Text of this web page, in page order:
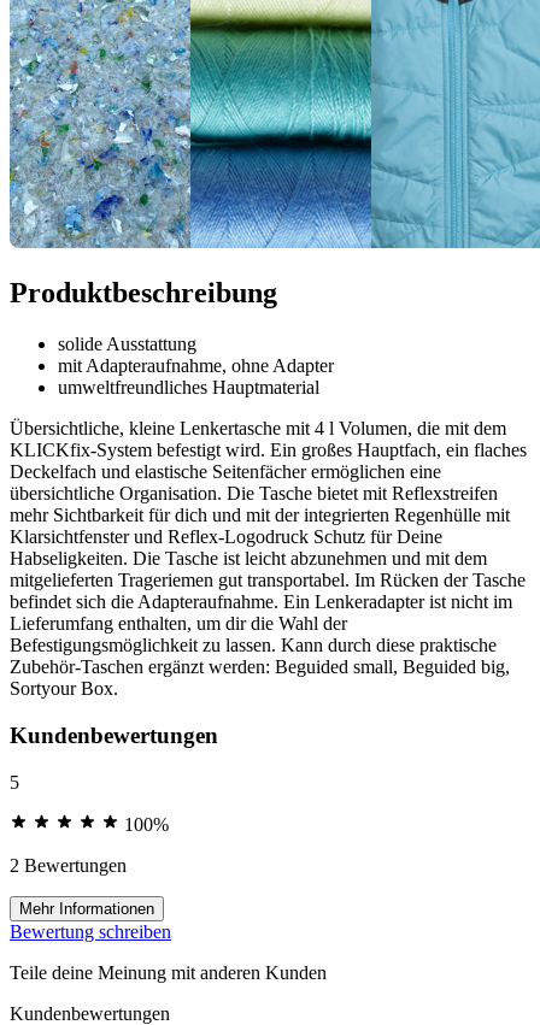
Produktbeschreibung
solide Ausstattung
mit Adapteraufnahme, ohne Adapter
umweltfreundliches Hauptmaterial
Übersichtliche, kleine Lenkertasche mit 4 l Volumen, die mit dem
KLICKfix-System befestigt wird. Ein großes Hauptfach, ein flaches
Deckelfach und elastische Seitenfächer ermöglichen eine
übersichtliche Organisation. Die Tasche bietet mit Reflexstreifen
mehr Sichtbarkeit für dich und mit der integrierten Regenhülle mit
Klarsichtfenster und Reflex-Logodruck Schutz für Deine
Habseligkeiten. Die Tasche ist leicht abzunehmen und mit dem
mitgelieferten Trageriemen gut transportabel. Im Rücken der Tasche
befindet sich die Adapteraufnahme. Ein Lenkeradapter ist nicht im
Lieferumfang enthalten, um dir die Wahl der
Befestigungsmöglichkeit zu lassen. Kann durch diese praktische
Zubehör-Taschen ergänzt werden: Beguided small, Beguided big,
Sortyour Box.
Kundenbewertungen
5
100%
2 Bewertungen
Mehr Informationen
Bewertung schreiben
Teile deine Meinung mit anderen Kunden
Kundenbewertungen